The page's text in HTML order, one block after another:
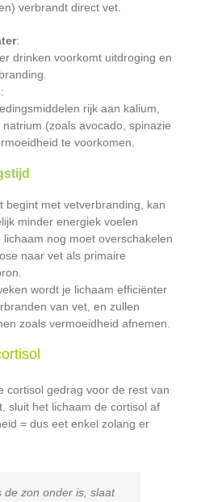
verbrandt direct vet.
:
drinken voorkomt uitdroging en
:
rijk aan kalium,
(zoals avocado, spinazie
te voorkomen.
begint met vetverbranding, kan
minder energiek voelen
lichaam nog moet overschakelen
naar vet als primaire
wordt je lichaam efficiënter
van vet, en zullen
zoals vermoeidheid afnemen.
cortisol gedrag voor de rest van
sluit het lichaam de cortisol af
= dus eet enkel zolang er
de zon onder is, slaat